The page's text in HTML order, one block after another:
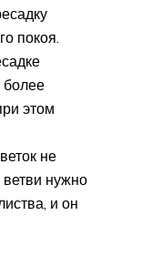
покоя.
более
этом
не
ветви нужно
и он